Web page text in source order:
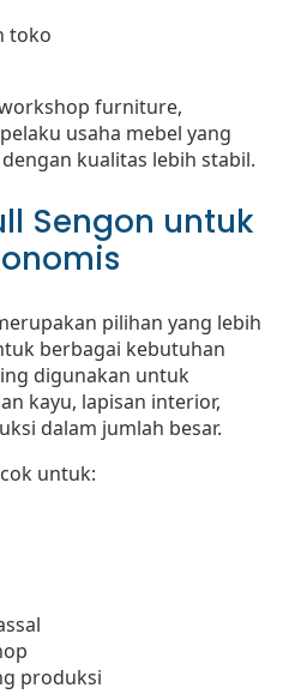
toko
furniture,
usaha mebel yang
kualitas lebih stabil.
Sengon untuk
pilihan yang lebih
berbagai kebutuhan
digunakan untuk
kayu, lapisan interior,
dalam jumlah besar.
untuk:
produksi